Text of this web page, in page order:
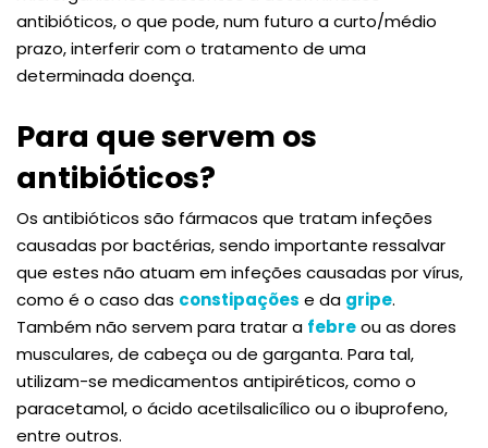
antibióticos, o que pode, num futuro a curto/médio
prazo, interferir com o tratamento de uma
determinada doença.
Para que servem os
antibióticos?
Os antibióticos são fármacos que tratam infeções
causadas por bactérias, sendo importante ressalvar
que estes não atuam em infeções causadas por vírus,
como é o caso das constipações e da gripe.
Também não servem para tratar a febreou as dores
musculares, de cabeça ou de garganta. Para tal,
utilizam-se medicamentos antipiréticos, como o
paracetamol, o ácido acetilsalicílico ou o ibuprofeno,
entre outros.